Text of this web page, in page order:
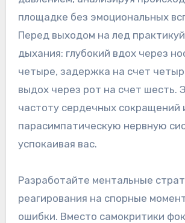
площадке без эмоциональных
Перед выходом на лед
дыхания: глубокий вдох через
четыре, задержка на счет
выдох через рот на счет шесть.
частоту сердечных сокращений
парасимпатическую нервную
успокаивая вас.
Разработайте ментальные
реагирования на спорные
ошибки. Вместо самокритики